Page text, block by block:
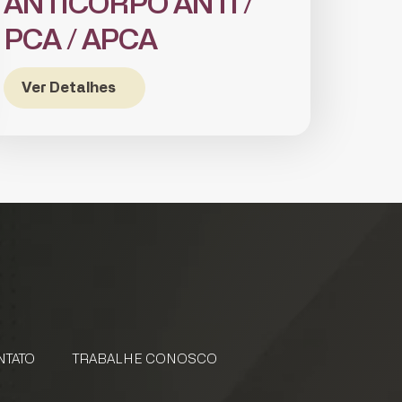
PCA / APCA
Ver Detalhes
TRABALHE CONOSCO